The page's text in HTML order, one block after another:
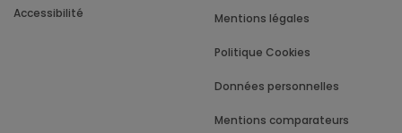
Accessibilité Mentions légales
Politique Cookies
Données personnelles
Mentions comparateurs